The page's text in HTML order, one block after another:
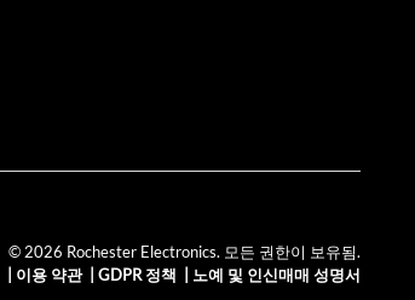
© 2026 Rochester Electronics. 모든 권한이 보유됨.
이용 약관| GDPR 정책 노예 및 인신매매 성명서